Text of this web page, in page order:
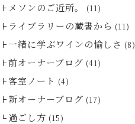
メソンのご近所。 (11)
ライブラリーの蔵書から (11)
一緒に学ぶワインの愉しさ (8)
前オーナーブログ (41)
客室ノート (4)
新オーナーブログ (17)
過ごし方 (15)